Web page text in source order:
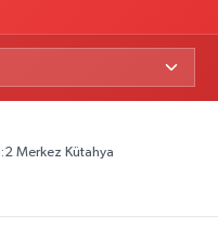
Merkez Kütahya